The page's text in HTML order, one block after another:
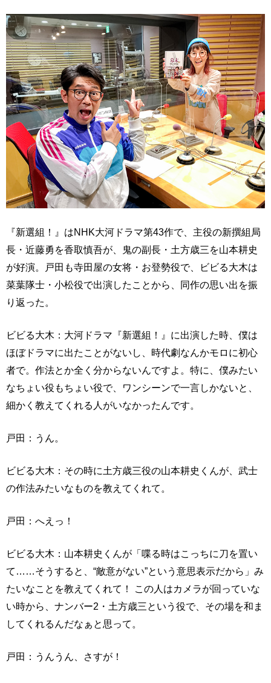
『新選組！』はNHK大河ドラマ第43作で、主役の新撰組局
長・近藤勇を香取慎吾が、鬼の副長・土方歳三を山本耕史
が好演。戸田も寺田屋の女将・お登勢役で、ビビる大木は
菜葉隊士・小松役で出演したことから、同作の思い出を振
り返った。
ビビる大木：大河ドラマ『新選組！』に出演した時、僕は
ほぼドラマに出たことがないし、時代劇なんかモロに初心
者で。作法とか全く分からないんですよ。特に、僕みたい
なちょい役もちょい役で、ワンシーンで一言しかないと、
細かく教えてくれる人がいなかったんです。
戸田：うん。
ビビる大木：その時に土方歳三役の山本耕史くんが、武士
の作法みたいなものを教えてくれて。
戸田：へえっ！
ビビる大木：山本耕史くんが「喋る時はこっちに刀を置い
て……そうすると、“敵意がない”という意思表示だから」み
たいなことを教えてくれて！ この人はカメラが回っていな
い時から、ナンバー2・土方歳三という役で、その場を和ま
してくれるんだなぁと思って。
戸田：うんうん、さすが！